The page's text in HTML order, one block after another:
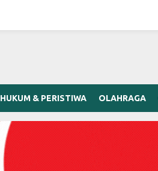
HUKUM & PERISTIWA OLAHRAGA